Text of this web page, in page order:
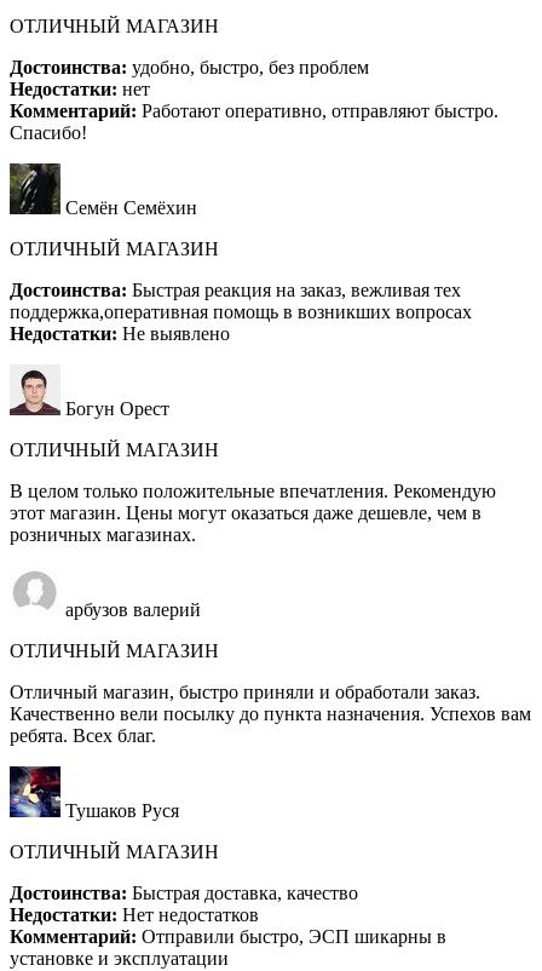
ОТЛИЧНЫЙ МАГАЗИН
Достоинства: удобно, быстро, без проблем
Недостатки: нет
Комментарий: Работают оперативно, отправляют быстро.
Спасибо!
Семён Семёхин
ОТЛИЧНЫЙ МАГАЗИН
Достоинства: Быстрая реакция на заказ, вежливая тех
поддержка,оперативная помощь в возникших вопросах
Недостатки: Не выявлено
Богун Орест
ОТЛИЧНЫЙ МАГАЗИН
В целом только положительные впечатления. Рекомендую
этот магазин. Цены могут оказаться даже дешевле, чем в
розничных магазинах.
арбузов валерий
ОТЛИЧНЫЙ МАГАЗИН
Отличный магазин, быстро приняли и обработали заказ.
Качественно вели посылку до пункта назначения. Успехов вам
ребята. Всех благ.
Тушаков Руся
ОТЛИЧНЫЙ МАГАЗИН
Достоинства: Быстрая доставка, качество
Недостатки: Нет недостатков
Комментарий: Отправили быстро, ЭСП шикарны в
установке и эксплуатации